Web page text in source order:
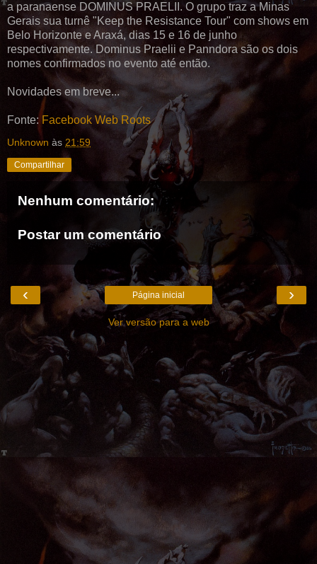
a paranaense DOMINUS PRAELII. O grupo traz a Minas
Gerais sua turnê "Keep the Resistance Tour" com shows em
Belo Horizonte e Araxá, dias 15 e 16 de junho
respectivamente. Dominus Praelii e Panndora são os dois
nomes confirmados no evento até então.
Novidades em breve...
Fonte: Facebook Web Roots
Unknown às 21:59
Compartilhar
Nenhum comentário:
Postar um comentário
‹ ›
Página inicial
Ver versão para a web